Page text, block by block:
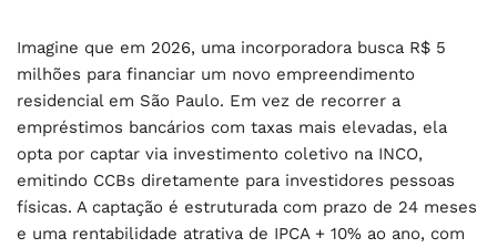
Imagine que em 2026, uma incorporadora busca R$ 5
milhões para financiar um novo empreendimento
residencial em São Paulo. Em vez de recorrer a
empréstimos bancários com taxas mais elevadas, ela
opta por captar via investimento coletivo na INCO,
emitindo CCBs diretamente para investidores pessoas
físicas. A captação é estruturada com prazo de 24 meses
e uma rentabilidade atrativa de IPCA + 10% ao ano, com